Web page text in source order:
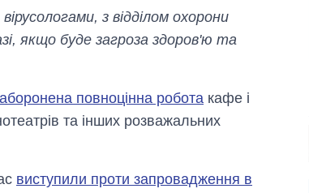
з відділом охорони
якщо буде загроза здоров'ю та
повноцінна робота кафе і
та інших розважальних
виступили проти запровадження в
магістратуру та
аспірантуру